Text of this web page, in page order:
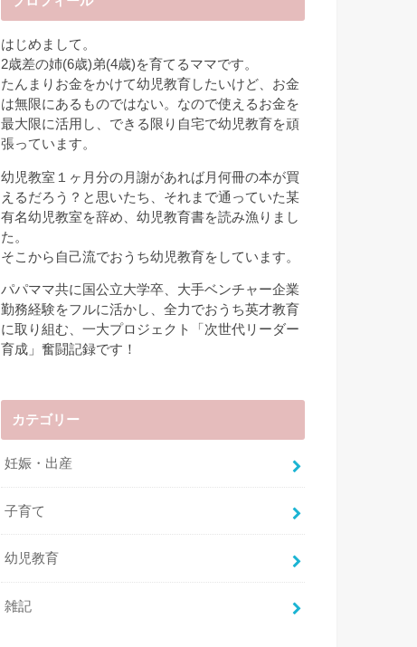
はじめまして。
2歳差の姉(6歳)弟(4歳)を育てるママです。
たんまりお金をかけて幼児教育したいけど、お金
は無限にあるものではない。なので使えるお金を
最大限に活用し、できる限り自宅で幼児教育を頑
張っています。
幼児教室１ヶ月分の月謝があれば月何冊の本が買
えるだろう？と思いたち、それまで通っていた某
有名幼児教室を辞め、幼児教育書を読み漁りまし
た。
そこから自己流でおうち幼児教育をしています。
パパママ共に国公立大学卒、大手ベンチャー企業
勤務経験をフルに活かし、全力でおうち英才教育
に取り組む、一大プロジェクト「次世代リーダー
育成」奮闘記録です！
カテゴリー
妊娠・出産
子育て
幼児教育
雑記